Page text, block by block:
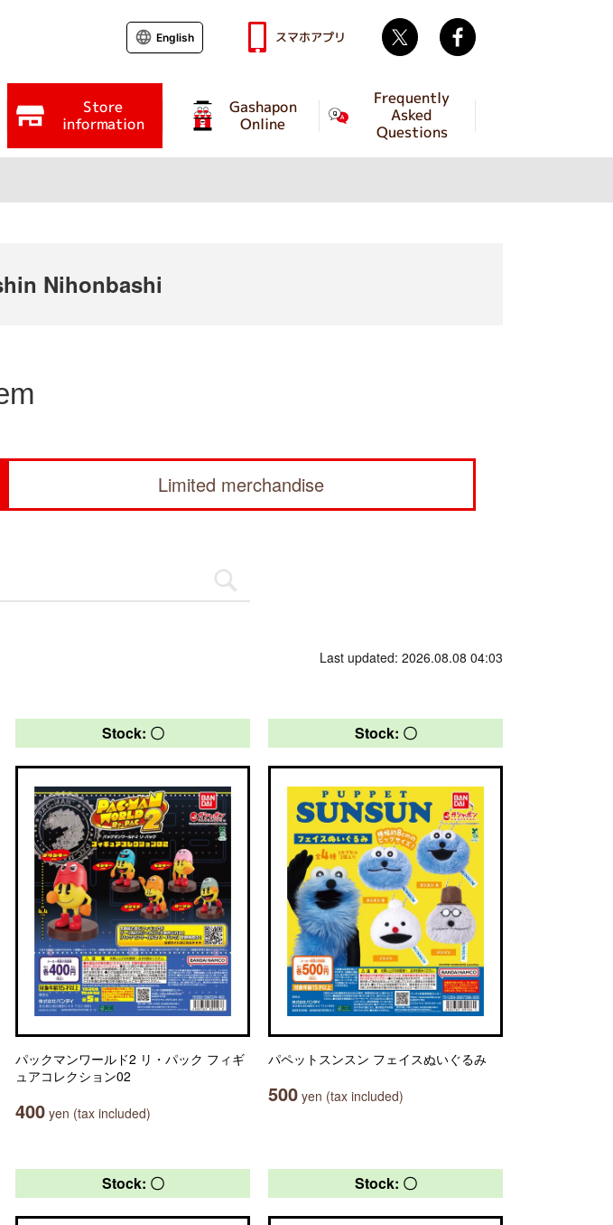
Store
information
Gashapon
Online
Frequently
Asked
Questions
English スマホアプリ Twitter
Nihonbashi
Limited merchandise
Last updated: 2026.08.08 04:03
Stock: 〇
パックマンワールド2 リ・パック フィギ
ュアコレクション02
400 yen (tax included)
Stock: 〇
パペットスンスン フェイスぬいぐるみ
500 yen (tax included)
Stock: 〇 Stock: 〇